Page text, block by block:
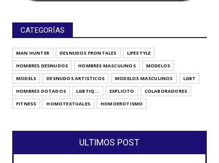
CATEGORÍAS
MAN HUNTER DESNUDOS FRONTALES
LIFESTYLE
HOMBRES DESNUDOS
HOMBRES MASCULINOS
MODELOS
MODELS
DESNUDOS ARTISTICOS MODELOS MASCULINOS
LGBT
HOMBRES DOTADOS
LGBTIQ... EXPLICITO
COLABORADORES
FITNESS
HOMOTEXTUALES HOMOEROTISMO
ULTIMOS POST